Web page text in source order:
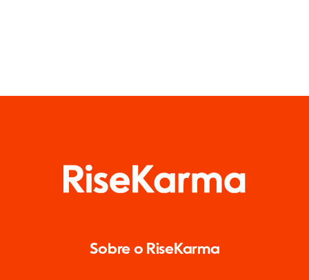
Sobre o RiseKarma